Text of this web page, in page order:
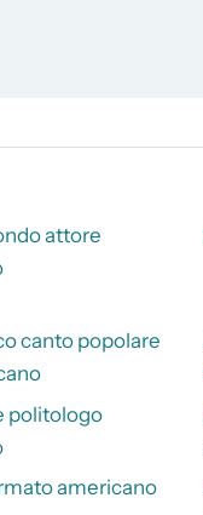
attore
canto popolare
politologo
americano